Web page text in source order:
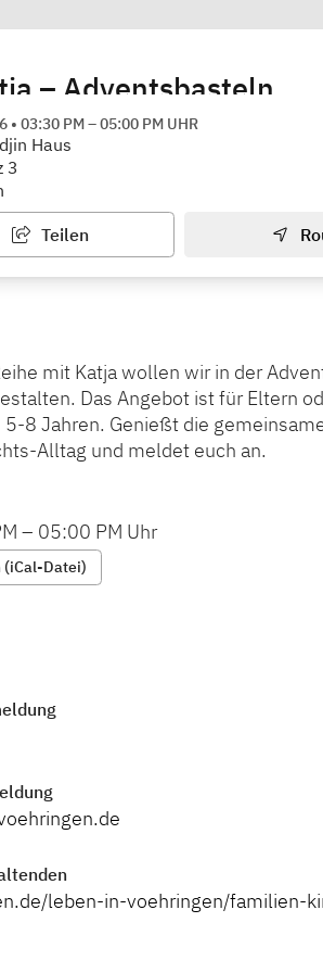
– Adventsbasteln
Bellenberg
• 03:30 PM–05:00 PM UHR
Haus
3
Teilen
mit Katja wollen wir in der
Das Angebot ist für Eltern
8 Jahren. Genießt die
Alltag und meldet euch an.
– 05:00 PM Uhr
(iCal-Datei)
leben-in-voehringen/familien-